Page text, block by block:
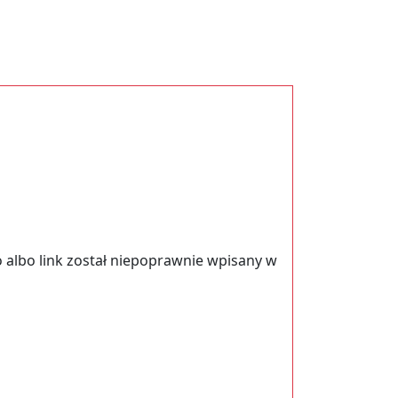
link został niepoprawnie wpisany w